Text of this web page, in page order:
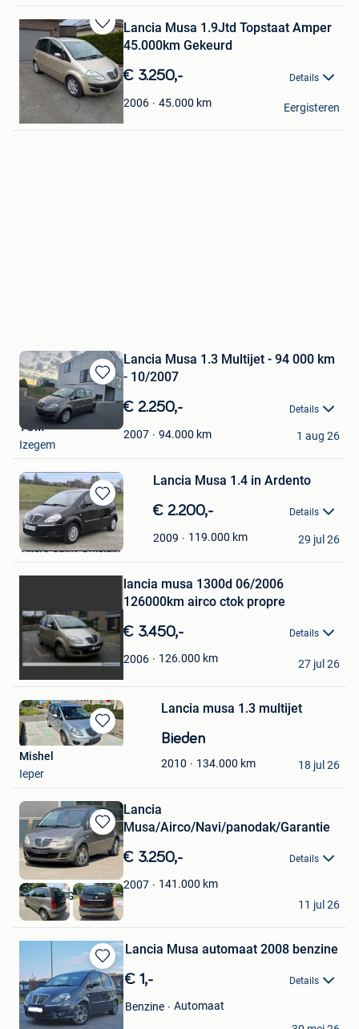
Bewaren
Mijn
Favorieten
Lancia Musa 1.9Jtd Topstaat Amper
45.000km Gekeurd
€ 3.250,- Details
2006 45.000 km
fil4566
Evergem
Eergisteren
Bewaren
in
Mijn
Favorieten
Lancia Musa 1.3 Multijet - 94 000 km
- 10/2007
€ 2.250,- Details
2007 94.000 km
TOM
Izegem
1 aug 26
Bewaren
in
Mijn
Favorieten
Lancia Musa 1.4 in Ardento
€ 2.200,- Details
2009 119.000 km
Farhat Abitov
Villers-Saint-Ghislain
29 jul 26
Bewaren
Favorieten
lancia musa 1300d 06/2006
126000km airco ctok propre
€ 3.450,- Details
2006 126.000 km
M-top cars
27 jul 26
Bewaren
Lancia musa 1.3 multijet
Bieden
2010 134.000 km
Mishel
Ieper
18 jul 26
Bewaren
in
Mijn
Favorieten
Lancia
Musa/Airco/Navi/panodak/Garantie
€ 3.250,- Details
2007 141.000 km
DriveLux Genk
Genk
11 jul 26
Bewaren
in
Mijn
Favorieten
Lancia Musa automaat 2008 benzine
€ 1,- Details
Benzine
Automaat
Lido